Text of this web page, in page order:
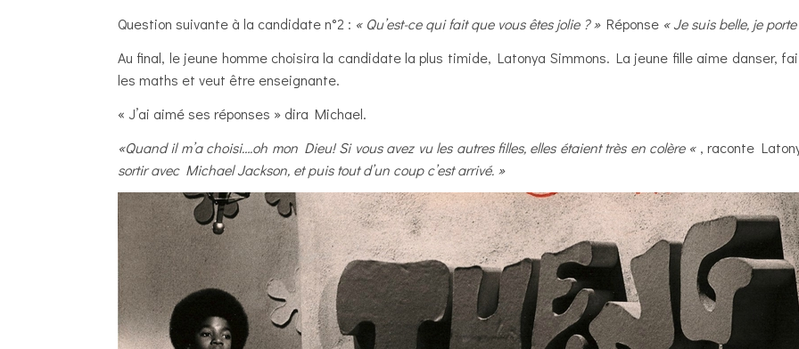
Question suivante à la candidate n°2 : « Qu’est-ce qui fait que vous êtes jolie ? »Réponse « Je suis belle, je
Au final, le jeune homme choisira la candidate la plus timide, Latonya Simmons. La jeune fille aime danser,
les maths et veut être enseignante.
« J’ai aimé ses réponses » dira Michael.
«Quand il m’a choisi….oh mon Dieu! Si vous avez vu les autres filles, elles étaient très en colère « , raconte
sortir avec Michael Jackson, et puis tout d’un coup c’est arrivé. »